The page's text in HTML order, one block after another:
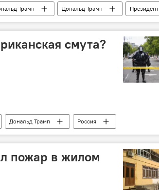
Трамп Дональд Трамп
Президент
смута?
Дональд Трамп Россия
пожар в жилом